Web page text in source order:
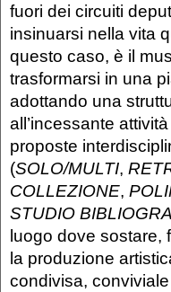
fuori dei circuiti
insinuarsi nella vita
questo caso, è il
trasformarsi in una
adottando una
all’incessante
proposte
(SOLO/MULTI,
COLLEZIONE,
STUDIO
luogo dove sostare,
la produzione
condivisa,